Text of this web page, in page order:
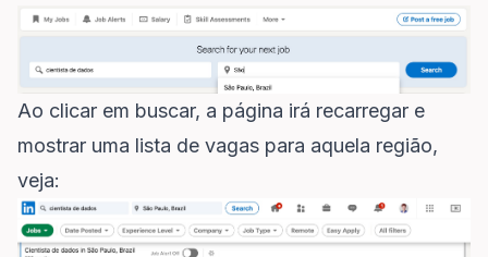
Ao clicar em buscar, a página irá recarregar e
mostrar uma lista de vagas para aquela região,
veja: